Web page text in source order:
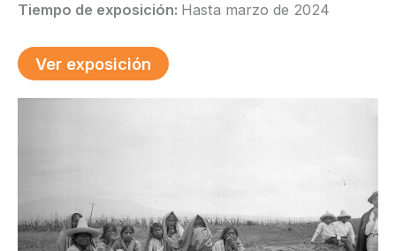
Tiempo de exposición: Hasta marzo de 2024
Ver exposición